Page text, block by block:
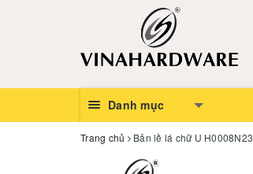
Danh mục
Trang chủ Bản lề lá chữ U H0008N23